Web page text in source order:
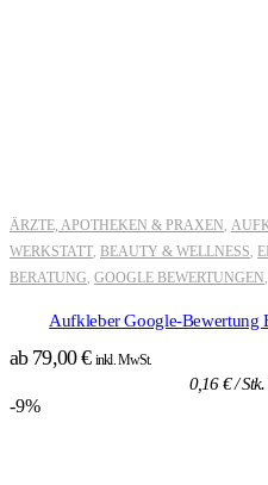
ÄRZTE, APOTHEKEN & PRAXEN,
WERKSTATT, BEAUTY & WELLNESS,
BERATUNG, GOOGLE BEWERTUNGEN,
Aufkleber Google-Bewertung
ab 79,00€ inkl. MwSt.
0,16€/ Stk.
-9%